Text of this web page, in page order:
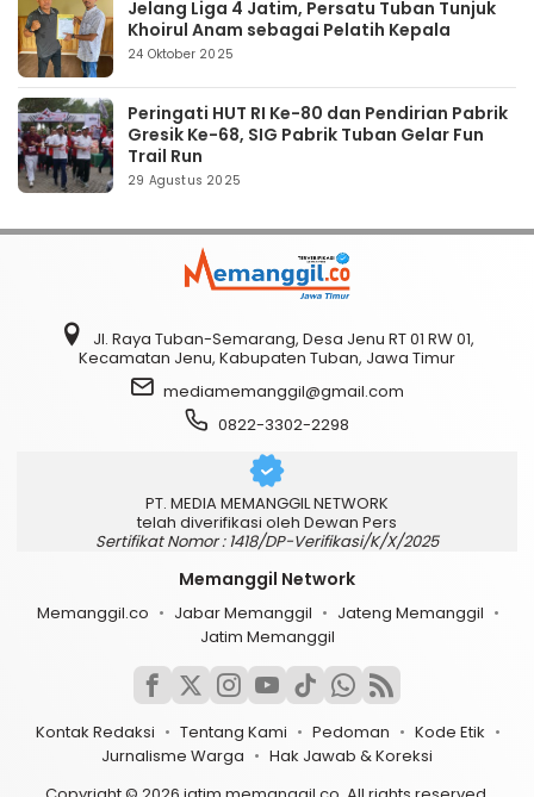
Jelang Liga 4 Jatim, Persatu Tuban Tunjuk
Khoirul Anam sebagai Pelatih Kepala
24 Oktober 2025
Peringati HUT RI Ke-80 dan Pendirian Pabrik
Gresik Ke-68, SIG Pabrik Tuban Gelar Fun
Trail Run
29 Agustus 2025
Jl. Raya Tuban-Semarang, Desa Jenu RT 01 RW 01,
Kecamatan Jenu, Kabupaten Tuban, Jawa Timur
mediamemanggil@gmail.com
0822-3302-2298
PT. MEDIA MEMANGGIL NETWORK
telah diverifikasi oleh Dewan Pers
Sertifikat Nomor : 1418/DP-Verifikasi/K/X/2025
Memanggil Network
Memanggil.co Jabar Memanggil
Jateng Memanggil
Jatim Memanggil
Kontak Redaksi Tentang Kami Pedoman
Kode Etik
Jurnalisme Warga
Hak Jawab & Koreksi